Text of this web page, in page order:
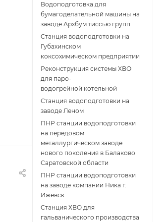
Водоподготовка для
бумагоделательной машины на
заводе Архбум тиссью групп
Станция водоподготовки на
Губахинском
коксохимическом предприятии
Реконструкция системы ХВО
для паро-
водогрейной котельной
Станция водоподготовки на
заводе Леном
ПНР станции водоподготовки
на передовом
металлургическом заводе
нового поколения в Балаково
Саратовской области
ПНР станции водоподготовки
на заводе компании Ника г.
Ижевск
Станция ХВО для
гальванического производства